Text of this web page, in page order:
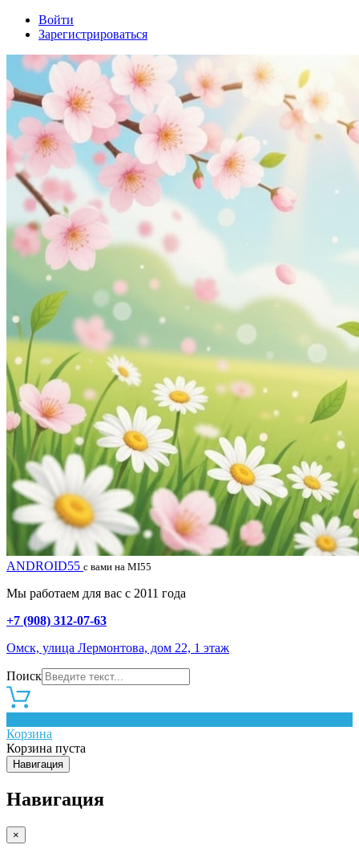
Войти
Зарегистрироваться
ANDROID55 с вами на MI55
Мы работаем для вас с 2011 года
+7 (908) 312-07-63
Омск, улица Лермонтова, дом 22, 1 этаж
Поиск
Корзина
Корзина пуста
Навигация
Навигация
×